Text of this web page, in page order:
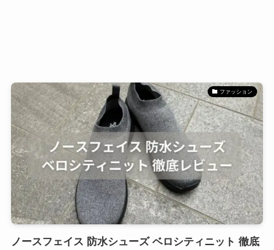
ファッション
ノースフェイス 防水シューズ ベロシティニット 徹底